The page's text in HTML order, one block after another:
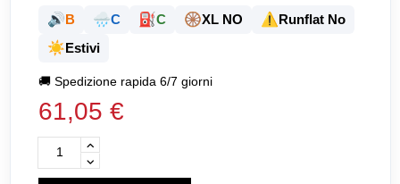
🔊B 🌧️C ⛽C 🛞XL NO ⚠️Runflat No
☀️Estivi
🚚Spedizione rapida 6/7 giorni
61,05 €